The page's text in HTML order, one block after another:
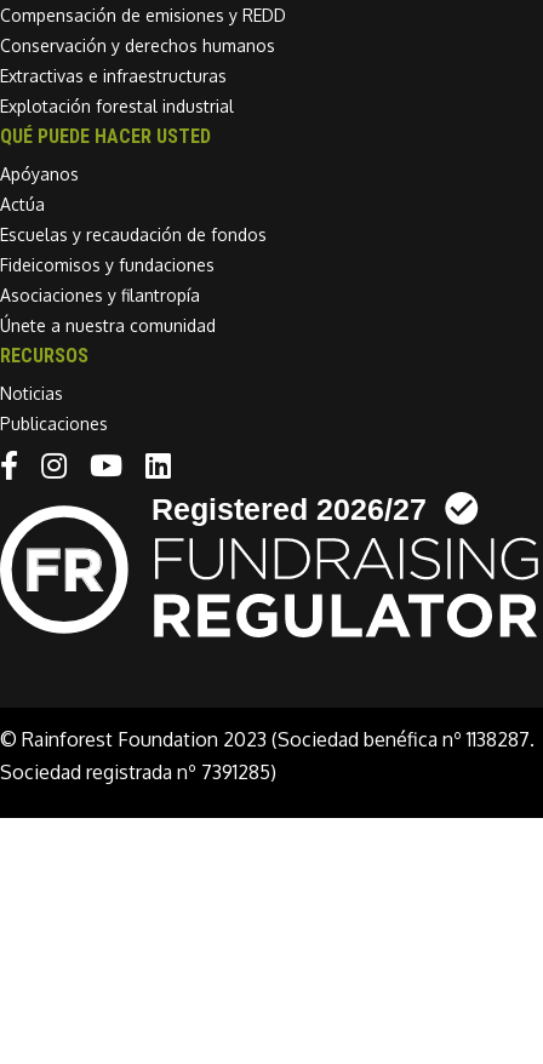
Compensación de emisiones y REDD
Conservación y derechos humanos
Extractivas e infraestructuras
Explotación forestal industrial
QUÉ PUEDE HACER USTED
Apóyanos
Actúa
Escuelas y recaudación de fondos
Fideicomisos y fundaciones
Asociaciones y filantropía
Únete a nuestra comunidad
RECURSOS
Noticias
Publicaciones
Linkedin link
© Rainforest Foundation 2023 (Sociedad benéfica nº 1138287.
Sociedad registrada nº 7391285)